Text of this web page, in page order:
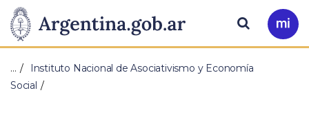
Presidencia
de
la
Pasar al contenido principal
Ir
a
Buscar
…
Instituto Nacional de Asociativismo y Economía
Social